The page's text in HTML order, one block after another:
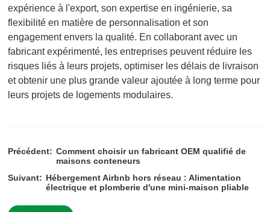
expérience à l'export, son expertise en ingénierie, sa
flexibilité en matière de personnalisation et son
engagement envers la qualité. En collaborant avec un
fabricant expérimenté, les entreprises peuvent réduire les
risques liés à leurs projets, optimiser les délais de livraison
et obtenir une plus grande valeur ajoutée à long terme pour
leurs projets de logements modulaires.
Précédent: Comment choisir un fabricant OEM qualifié de
maisons conteneurs
Suivant: Hébergement Airbnb hors réseau : Alimentation
électrique et plomberie d'une mini-maison pliable